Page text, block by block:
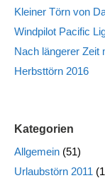
Kleiner Törn von
Windpilot Pacific
Nach längerer
Herbsttörn 2016
Kategorien
Allgemein (51)
Urlaubstörn 2011